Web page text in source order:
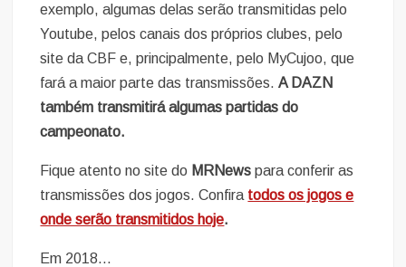
exemplo, algumas delas serão transmitidas pelo
Youtube, pelos canais dos próprios clubes, pelo
site da CBF e, principalmente, pelo MyCujoo, que
fará a maior parte das transmissões.A DAZN
também transmitirá algumas partidas do
campeonato.
Fique atento no site do MRNews para conferir as
transmissões dos jogos. Confira todos os jogos e
onde serão transmitidos hoje.
Em 2018…